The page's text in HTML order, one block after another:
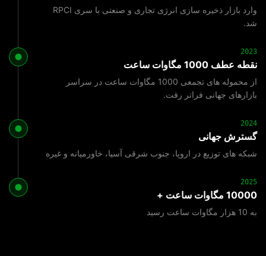
وارد بازار ذخیره سازی انرژی تجاری و صنعتی با سری RPCI
شد.
2023
نقطه عطف 1000 مگاوات ساعت
از محموله های تجمعی 1000 مگاوات ساعت در سراسر
بازارهای جهانی فراتر رفت.
2024
گسترش جهانی
شبکه های توزیع در اروپا، جنوب شرقی آسیا، خاورمیانه و غیره
2025
10000 مگاوات ساعت +
به 10 هزار مگاوات ساعت رسيد